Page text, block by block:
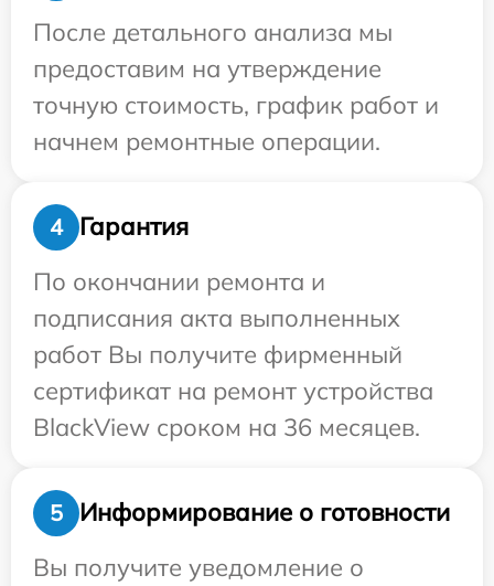
После детального анализа мы
предоставим на утверждение
точную стоимость, график работ и
начнем ремонтные операции.
4
Гарантия
По окончании ремонта и
подписания акта выполненных
работ Вы получите фирменный
сертификат на ремонт устройства
BlackView сроком на 36 месяцев.
5
Информирование о готовности
Вы получите уведомление о